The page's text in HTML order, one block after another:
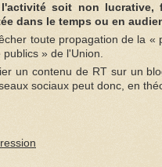
soit non
dans le temps ou en
toute propagation de la
» de l'Union.
un contenu de RT sur un
sociaux peut donc, en